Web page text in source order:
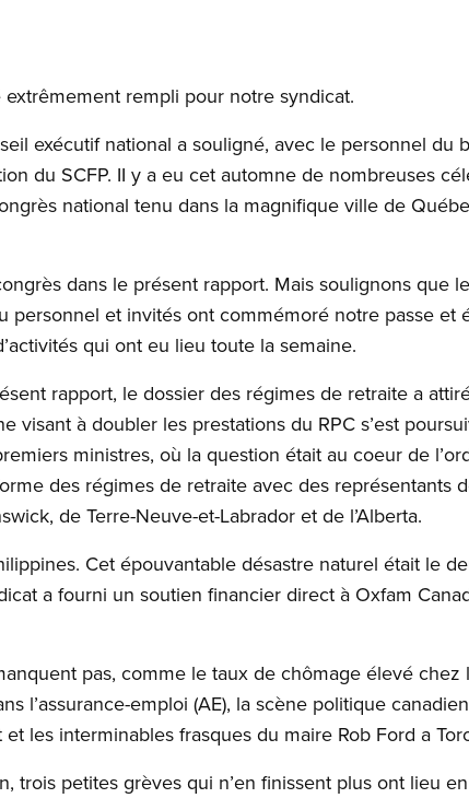
rempli pour notre syndicat.
exécutif national a souligné, avec le personnel du
du SCFP. II y a eu cet automne de nombreuses
national tenu dans la magnifique ville de
dans le présent rapport. Mais soulignons que
personnel et invités ont commémoré notre passe et
qui ont eu lieu toute la semaine.
rapport, le dossier des régimes de retraite a
visant à doubler les prestations du RPC s’est
ministres, où la question était au coeur de
des régimes de retraite avec des représentants
de Terre-Neuve-et-Labrador et de l’Alberta.
Cet épouvantable désastre naturel était le
a fourni un soutien financier direct à Oxfam
pas, comme le taux de chômage élevé chez
l’assurance-emploi (AE), la​ scène politique
les interminables frasques du maire Rob Ford a
trois petites grèves qui n’en finissent plus ont lieu